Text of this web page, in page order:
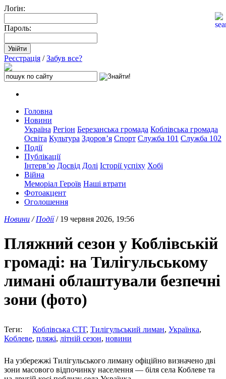
Лоґін:
Пароль:
Реєстрація /Забув все?
Головна
Новини
Україна Регіон Березанська громада Коблівська громада
Освіта Культура Здоров’я Спорт Служба 101 Служба 102
Події
Публікації
Інтерв’ю Досвід Долі Історії успіху Хобі
Війна
Меморіал Героїв Наші втрати
Фотоакцент
Оголошення
Новини /Події/ 19 червня 2026, 19:56
Пляжний сезон у Коблівській
громаді: на Тилігульському
лимані облаштували безпечні
зони (фото)
Теги: Коблівська СТГ, Тилігульський лиман, Українка,
Коблеве, пляжі, літній сезон, новини
На узбережжі Тилігульського лиману офіційно визначено дві
зони масового відпочинку населення — біля села Коблеве та